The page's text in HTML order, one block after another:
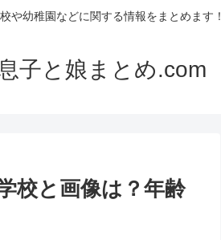
や幼稚園などに関する情報をまとめます！
子と娘まとめ.com
校と画像は？年齢